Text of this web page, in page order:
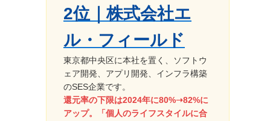
2位｜株式会社エ
ル・フィールド
東京都中央区に本社を置く、ソフトウ
ェア開発、アプリ開発、インフラ構築
のSES企業です。
還元率の下限は2024年に80%➝82%に
アップ。「個人のライフスタイルに合